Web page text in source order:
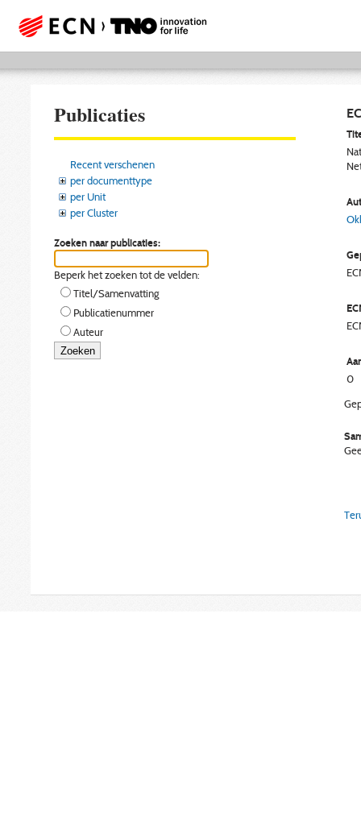
Publicaties
Recent verschenen
per documenttype
per Unit
per Cluster
Zoeken naar publicaties:
Beperk het zoeken tot de velden:
Titel/Samenvatting
Publicatienummer
Auteur
0